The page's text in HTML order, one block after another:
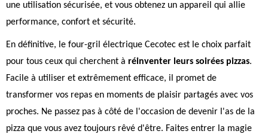
une utilisation sécurisée, et vous obtenez un appareil qui allie
performance, confort et sécurité.
En définitive, le four-gril électrique Cecotec est le choix parfait
pour tous ceux qui cherchent à réinventer leurs soirées pizzas.
Facile à utiliser et extrêmement efficace, il promet de
transformer vos repas en moments de plaisir partagés avec vos
proches. Ne passez pas à côté de l'occasion de devenir l'as de la
pizza que vous avez toujours rêvé d'être. Faites entrer la magie